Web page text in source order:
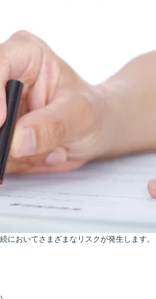
おいてさまざまなリスクが発生します。